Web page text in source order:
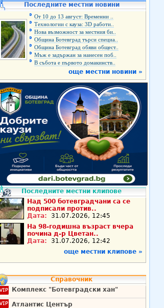
Последните местни новини
От 10 до 13 август: Временни ..
Технологии с кауза: 3D работи..
Нова възможност за местния би..
Община Ботевград търси специа..
Община Ботевград обяви общест..
Мъж е задържан за нанесен поб..
В събота е първото домакинств..
още местни новини »
Последните местни клипове
Над 500 ботевградчани са се
подписали против..
Дата:
31.07.2026, 12:45
На 98-годишна възраст вчера
почина д-р Цветан..
Дата:
31.07.2026, 12:42
още местни клипове »
Справочник
Комплекс "Ботевградски хан"
Атлантис Център